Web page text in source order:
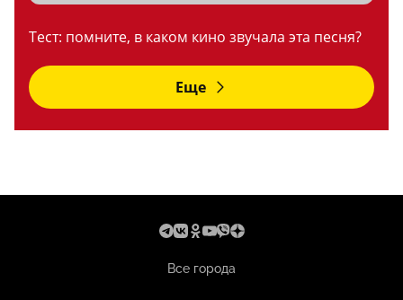
Тест: помните, в каком кино звучала эта песня?
Еще
Все города